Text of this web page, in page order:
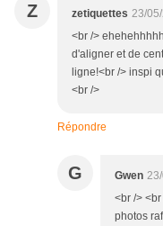
Z zetiquettes 23/
<br />
d'aligner et de
ligne!<br /> inspi
<br />
Répondre
G Gwen
<br />
photos